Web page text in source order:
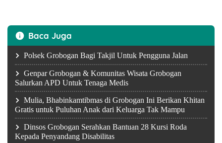
Baca Juga
Polsek Grobogan Bagi Takjil Untuk Pengguna Jalan
Genpar Grobogan & Komunitas Wisata Grobogan
Salurkan APD Untuk Tenaga Medis
Mulia, Bhabinkamtibmas di Grobogan Ini Berikan Khitan
Gratis untuk Puluhan Anak dari Keluarga Tak Mampu
Dinsos Grobogan Serahkan Bantuan 28 Kursi Roda
Kepada Penyandang Disabilitas